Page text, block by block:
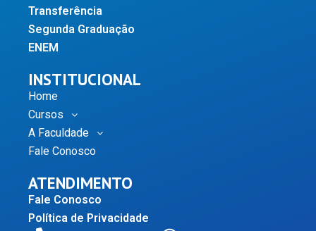
Transferência
Segunda Graduação
ENEM
INSTITUCIONAL
Home
Cursos
A Faculdade
Fale Conosco
ATENDIMENTO
Fale Conosco
Política de Privacidade